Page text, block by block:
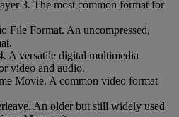
3. The most common format for
File Format. An uncompressed,
A versatile digital multimedia
video and audio.
Movie. A common video format
An older but still widely used